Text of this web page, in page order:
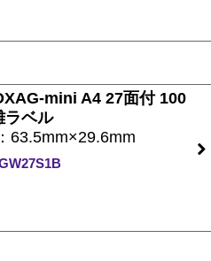
mini A4 27面付 100
ラベル
63.5mm×29.6mm